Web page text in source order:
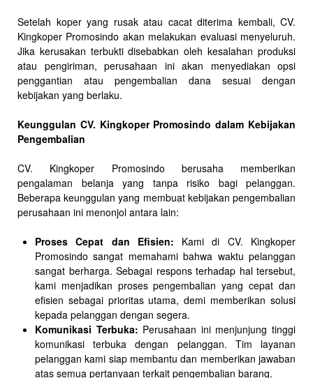
Setelah koper yang rusak atau cacat diterima kembali, CV.
Kingkoper Promosindo akan melakukan evaluasi menyeluruh.
Jika kerusakan terbukti disebabkan oleh kesalahan produksi
atau pengiriman, perusahaan ini akan menyediakan opsi
penggantian atau pengembalian dana sesuai dengan
kebijakan yang berlaku.
Keunggulan CV. Kingkoper Promosindo dalam Kebijakan
Pengembalian
CV. Kingkoper Promosindo berusaha memberikan
pengalaman belanja yang tanpa risiko bagi pelanggan.
Beberapa keunggulan yang membuat kebijakan pengembalian
perusahaan ini menonjol antara lain:
Proses Cepat dan Efisien: Kami di CV. Kingkoper
Promosindo sangat memahami bahwa waktu pelanggan
sangat berharga. Sebagai respons terhadap hal tersebut,
kami menjadikan proses pengembalian yang cepat dan
efisien sebagai prioritas utama, demi memberikan solusi
kepada pelanggan dengan segera.
Komunikasi Terbuka: Perusahaan ini menjunjung tinggi
komunikasi terbuka dengan pelanggan. Tim layanan
pelanggan kami siap membantu dan memberikan jawaban
atas semua pertanyaan terkait pengembalian barang.